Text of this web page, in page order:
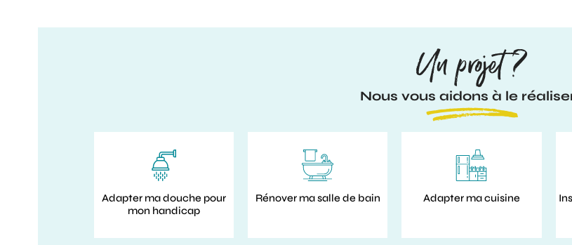
Un projet ?
Nous vous aidons à le
Adapter ma douche pour
mon handicap
Rénover ma salle de bain Adapter ma cuisine